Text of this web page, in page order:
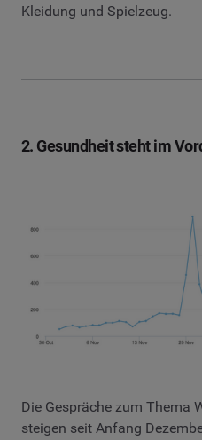
Kleidung und Spielzeug.
2. Gesundheit steht im
Die Gespräche zum Thema
steigen seit Anfang